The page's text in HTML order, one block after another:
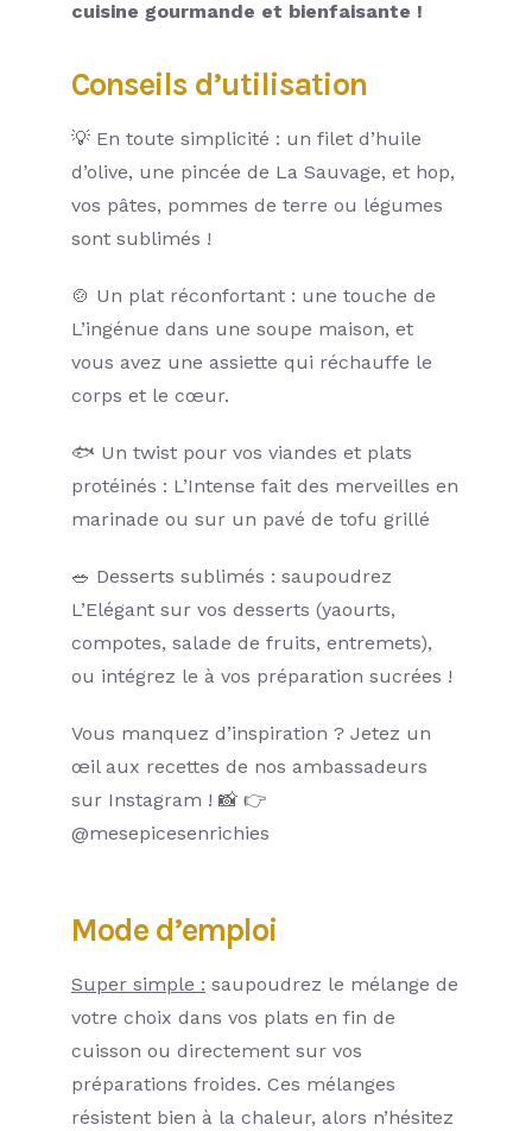
cuisine gourmande et bienfaisante !
Conseils d’utilisation
💡 En toute simplicité : un filet d’huile
d’olive, une pincée de La Sauvage, et hop,
vos pâtes, pommes de terre ou légumes
sont sublimés !
🍲 Un plat réconfortant : une touche de
L’ingénue dans une soupe maison, et
vous avez une assiette qui réchauffe le
corps et le cœur.
🐟 Un twist pour vos viandes et plats
protéinés : L’Intense fait des merveilles en
marinade ou sur un pavé de tofu grillé
🥗 Desserts sublimés : saupoudrez
L’Elégant sur vos desserts (yaourts,
compotes, salade de fruits, entremets),
ou intégrez le à vos préparation sucrées !
Vous manquez d’inspiration ? Jetez un
œil aux recettes de nos ambassadeurs
sur Instagram ! 📸 👉
@mesepicesenrichies
Mode d’emploi
Super simple : saupoudrez le mélange de
votre choix dans vos plats en fin de
cuisson ou directement sur vos
préparations froides. Ces mélanges
résistent bien à la chaleur, alors n’hésitez